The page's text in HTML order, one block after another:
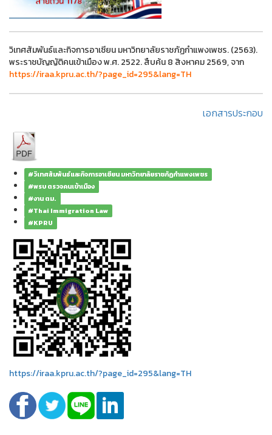
วิเทศสัมพันธ์และกิจการอาเซียน มหาวิทยาลัยราชภัฏกำแพงเพชร. (2563).
พระราชบัญญัติคนเข้าเมือง พ.ศ. 2522. สืบค้น 8 สิงหาคม 2569, จาก
https://iraa.kpru.ac.th/?page_id=295&lang=TH
เอกสารประกอบ
#วิเทศสัมพันธ์และกิจการอาเซียน มหาวิทยาลัยราชภัฏกำแพงเพชร
#พรบ ตรวจคนเข้าเมือง
#งาน ตม.
#Thai Immigration Law
#KPRU
https://iraa.kpru.ac.th/?page_id=295&lang=TH